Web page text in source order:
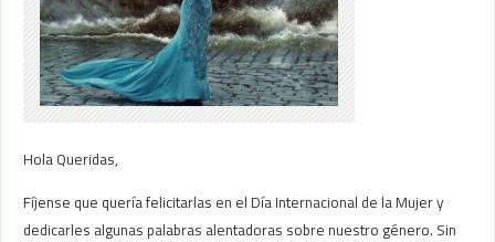
Hola Queridas,
Fíjense que quería felicitarlas en el Día Internacional de la Mujer y
dedicarles algunas palabras alentadoras sobre nuestro género. Sin